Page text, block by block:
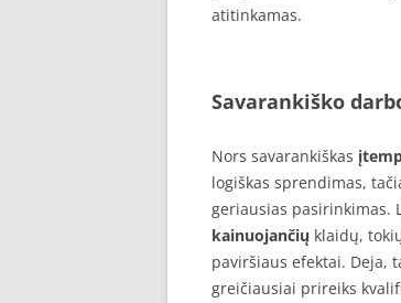
atitinkamas.
Savarankiško
Nors savarankiškas
logiškas sprendimas,
geriausias pasirinkimas.
kainuojančių klaidų,
paviršiaus efektai. Deja,
greičiausiai prireiks